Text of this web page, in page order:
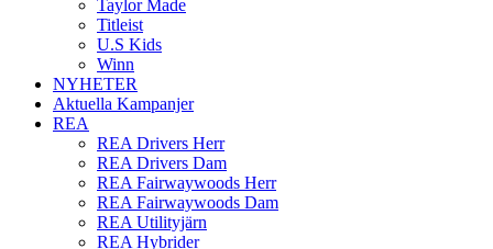
Taylor Made
Titleist
U.S Kids
Winn
NYHETER
Aktuella Kampanjer
REA
REA Drivers Herr
REA Drivers Dam
REA Fairwaywoods Herr
REA Fairwaywoods Dam
REA Utilityjärn
REA Hybrider